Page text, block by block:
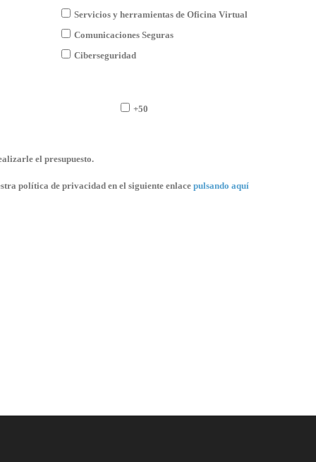
Servicios y herramientas de Oficina Virtual
Comunicaciones Seguras
Ciberseguridad
+50
el presupuesto.
política de privacidad en el siguiente enlace pulsando aquí